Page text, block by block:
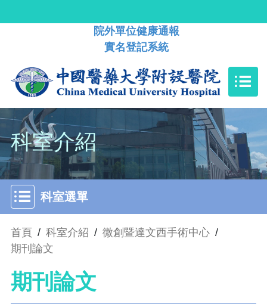
院外單位健康通報
實名登記系統
科室介紹
科室選單
首頁 / 科室介紹 / 微創暨達文西手術中心 /
期刊論文
期刊論文